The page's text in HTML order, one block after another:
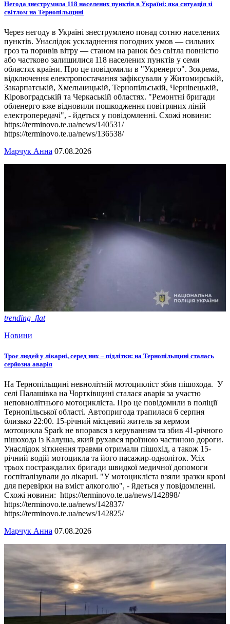
Негода знеструмила 118 населених пунктів в Україні: яка ситуація зі
світлом на Тернопільщині
Через негоду в Україні знеструмлено понад сотню населених
пунктів. Унаслідок ускладнення погодних умов — сильних
гроз та поривів вітру — станом на ранок без світла повністю
або частково залишилися 118 населених пунктів у семи
областях країни. Про це повідомили в "Укренерго". Зокрема,
відключення електропостачання зафіксували у Житомирській,
Закарпатській, Хмельницькій, Тернопільській, Чернівецькій,
Кіровоградській та Черкаській областях. "Ремонтні бригади
обленерго вже відновили пошкодження повітряних ліній
електропередачі", - йдеться у повідомленні. Схожі новини:
https://terminovo.te.ua/news/140531/
https://terminovo.te.ua/news/136538/
Марчук Анна 07.08.2026
trending_flat
Новини
Троє людей у лікарні, серед них – підлітки: на Тернопільщині сталась
серйозна аварія
На Тернопільщині невнолітній мотоцикліст збив пішохода. У
селі Палашівка на Чортківщині сталася аварія за участю
неповнолітнього мотоцикліста. Про це повідомили в поліції
Тернопільської області. Автопригода трапилася 6 серпня
близько 22:00. 15-річний місцевий житель за кермом
мотоцикла Spark не впорався з керуванням та збив 41-річного
пішохода із Калуша, який рухався проїзною частиною дороги.
Унаслідок зіткнення травми отримали пішохід, а також 15-
річний водій мотоцикла та його пасажир-одноліток. Усіх
трьох постраждалих бригади швидкої медичної допомоги
госпіталізували до лікарні. "У мотоцикліста взяли зразки крові
для перевірки на вміст алкоголю", - йдеться у повідомленні.
Схожі новини: https://terminovo.te.ua/news/142898/
https://terminovo.te.ua/news/142837/
https://terminovo.te.ua/news/142825/
Марчук Анна 07.08.2026